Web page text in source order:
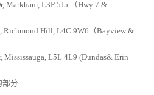
Markham, L3P 5J5 （Hwy 7 &
Richmond Hill, L4C 9W6（Bayview &
Mississauga, L5L 4L9 (Dundas& Erin
部分